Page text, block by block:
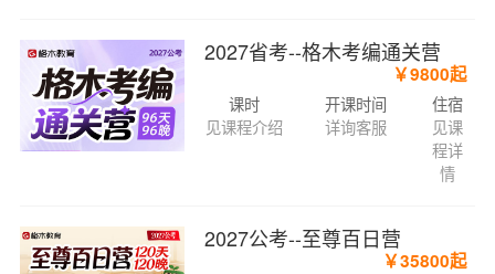
2027省考--格木考编通关营
￥9800起
课时
见课程介绍
开课时间
详询客服
住宿
见课
程详
情
2027公考--至尊百日营
￥35800起